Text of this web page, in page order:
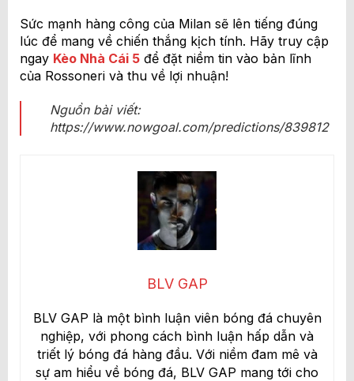
Sức mạnh hàng công của Milan sẽ lên tiếng đúng
lúc để mang về chiến thắng kịch tính. Hãy truy cập
ngay Kèo Nhà Cái 5để đặt niềm tin vào bản lĩnh
của Rossoneri và thu về lợi nhuận!
Nguồn bài viết:
https://www.nowgoal.com/predictions/839812
BLV GAP
BLV GAP là một bình luận viên bóng đá chuyên
nghiệp, với phong cách bình luận hấp dẫn và
triết lý bóng đá hàng đầu. Với niềm đam mê và
sự am hiểu về bóng đá, BLV GAP mang tới cho